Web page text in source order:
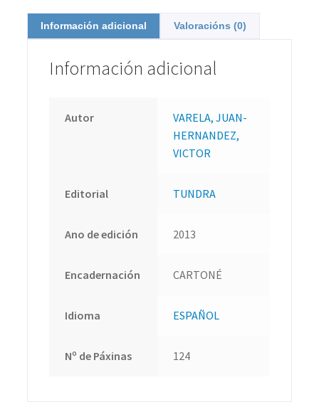
Información adicional Valoracións (0)
Información adicional
Autor
VARELA, JUAN-
HERNANDEZ,
VICTOR
Editorial TUNDRA
Ano de edición 2013
Encadernación CARTONÉ
Idioma ESPAÑOL
Nº de Páxinas 124